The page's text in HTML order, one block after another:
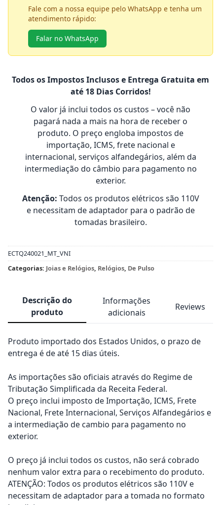
Fale com a nossa equipe pelo WhatsApp e tenha um
atendimento rápido:
Falar no WhatsApp
Todos os Impostos Inclusos e Entrega Gratuita em
até 18 Dias Corridos!
O valor já inclui todos os custos – você não
pagará nada a mais na hora de receber o
produto. O preço engloba impostos de
importação, ICMS, frete nacional e
internacional, serviços alfandegários, além da
intermediação do câmbio para pagamento no
exterior.
Atenção: Todos os produtos elétricos são 110V
e necessitam de adaptador para o padrão de
tomadas brasileiro.
ECTQ240021_MT_VNI
Categorias: Joias e Relógios, Relógios, De Pulso
Descrição do
produto
Informações
adicionais
Reviews
Produto importado dos Estados Unidos, o prazo de
entrega é de até 15 dias úteis.
As importações são oficiais através do Regime de
Tributação Simplificada da Receita Federal.
O preço inclui imposto de Importação, ICMS, Frete
Nacional, Frete Internacional, Serviços Alfandegários e
a intermediação de cambio para pagamento no
exterior.
O preço já inclui todos os custos, não será cobrado
nenhum valor extra para o recebimento do produto.
ATENÇÃO: Todos os produtos elétricos são 110V e
necessitam de adaptador para a tomada no formato